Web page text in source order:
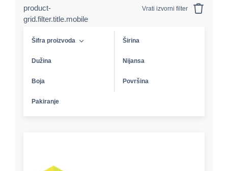
product-
grid.filter.title.mobile
Vrati izvorni filter
Šifra proizvoda Širina
Dužina Nijansa
Boja Površina
Pakiranje